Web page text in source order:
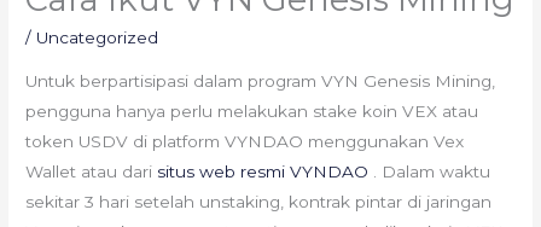
/ Uncategorized
Untuk berpartisipasi dalam program VYN Genesis Mining,
pengguna hanya perlu melakukan stake koin VEX atau
token USDV di platform VYNDAO menggunakan Vex
Wallet atau dari situs web resmi VYNDAO
. Dalam waktu
sekitar 3 hari setelah unstaking, kontrak pintar di jaringan